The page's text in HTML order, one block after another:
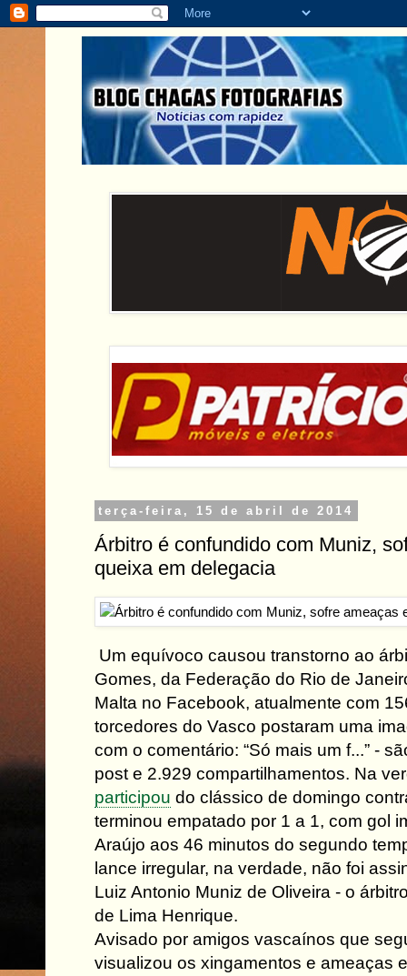
terça-feira, 15 de abril de 2014
Árbitro é confundido com Muniz,
queixa em delegacia
Um equívoco causou transtorno ao
Gomes, da Federação do Rio de
Malta no Facebook, atualmente com
torcedores do Vasco postaram uma
com o comentário: “Só mais um f...” -
post e 2.929 compartilhamentos. Na
participou do clássico de domingo
terminou empatado por 1 a 1, com gol
Araújo aos 46 minutos do segundo
lance irregular, na verdade, não foi
Luiz Antonio Muniz de Oliveira - o
de Lima Henrique.
Avisado por amigos vascaínos que
visualizou os xingamentos e ameaças